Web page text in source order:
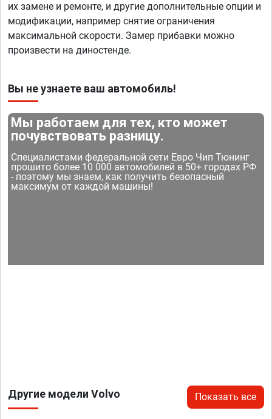
их замене и ремонте, и другие дополнительные опции и
модификации, например снятие ограничения
максимальной скорости. Замер прибавки можно
произвести на диностенде.
Вы не узнаете ваш автомобиль!
Мы работаем для тех, кто может
почувствовать разницу.
Специалистами федеральной сети Евро Чип Тюнинг
прошито более 10 000 автомобилей в 50+ городах РФ
- поэтому мы знаем, как получить безопасный
максимум от каждой машины!
Другие модели Volvo Показать все